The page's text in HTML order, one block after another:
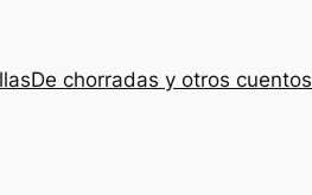
De chorradas y otros cuentos